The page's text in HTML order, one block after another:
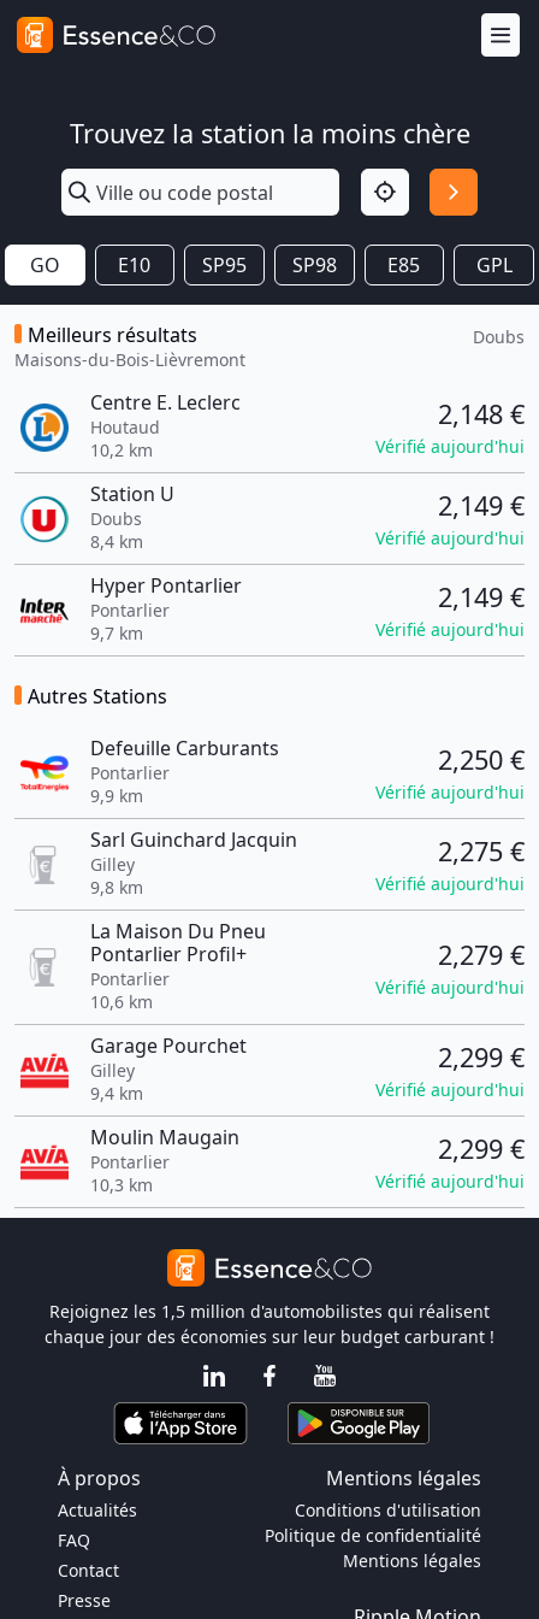
Trouvez la station la moins chère
GO E10 SP95 SP98 E85 GPL
Meilleurs résultats
Maisons-du-Bois-Lièvremont
Doubs
Centre E. Leclerc
Houtaud
10,2 km
2,148 €
Vérifié aujourd'hui
Station U
Doubs
8,4 km
2,149 €
Vérifié aujourd'hui
Hyper Pontarlier
Pontarlier
9,7 km
2,149 €
Vérifié aujourd'hui
Autres Stations
Defeuille Carburants
Pontarlier
9,9 km
2,250 €
Vérifié aujourd'hui
Sarl Guinchard Jacquin
Gilley
9,8 km
2,275 €
Vérifié aujourd'hui
La Maison Du Pneu
Pontarlier Profil+
Pontarlier
10,6 km
2,279 €
Vérifié aujourd'hui
Garage Pourchet
Gilley
9,4 km
2,299 €
Vérifié aujourd'hui
Moulin Maugain
Pontarlier
10,3 km
2,299 €
Vérifié aujourd'hui
Rejoignez les 1,5 million d'automobilistes qui réalisent
chaque jour des économies sur leur budget carburant !
À propos Mentions légales
Actualités
FAQ
Contact
Presse
Conditions d'utilisation
Politique de confidentialité
Mentions légales